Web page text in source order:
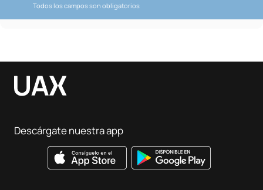
Todos los campos son obligatorios
Descárgate nuestra app